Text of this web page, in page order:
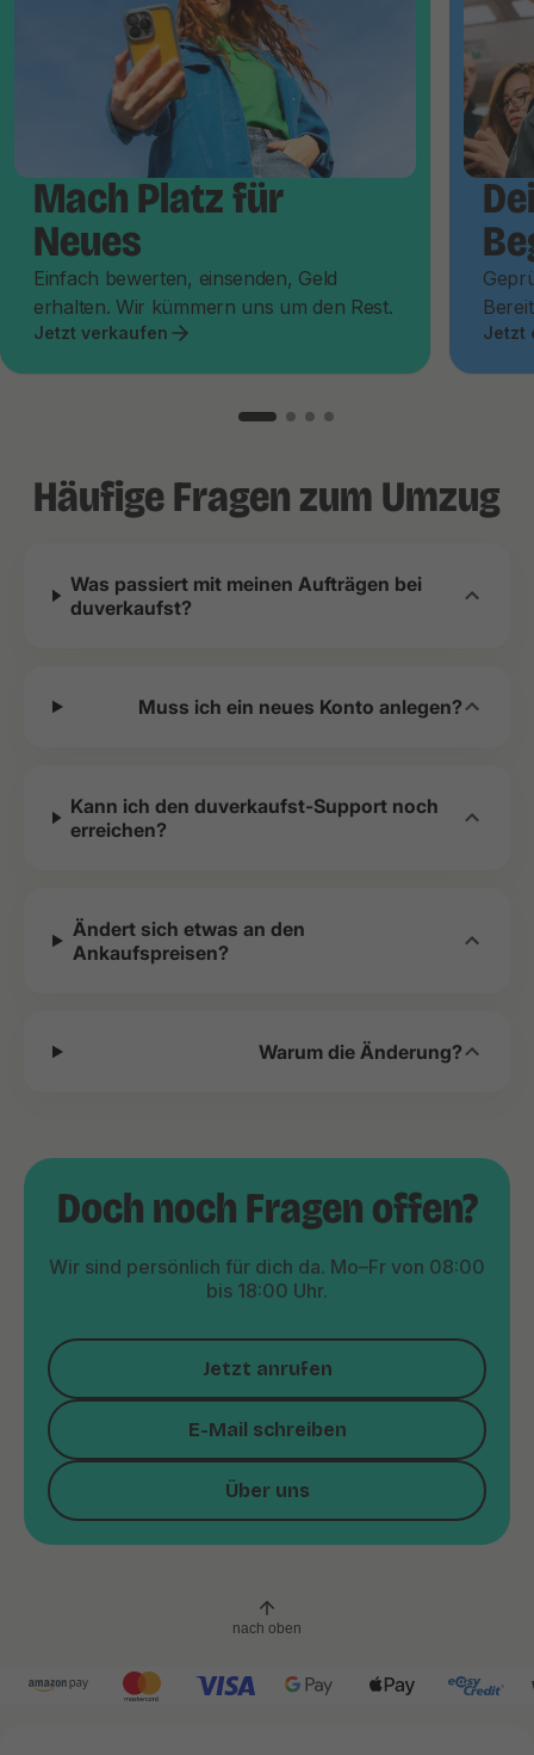
Mach Platz für
Neues
Einfach bewerten, einsenden, Geld
erhalten. Wir kümmern uns um den Rest.
Jetzt verkaufen Jetzt
Häufige Fragen zum Umzug
Was passiert mit meinen Aufträgen bei
duverkaufst?
Muss ich ein neues Konto anlegen?
Kann ich den duverkaufst-Support noch
erreichen?
Ändert sich etwas an den
Ankaufspreisen?
Warum die Änderung?
Doch noch Fragen offen?
Wir sind persönlich für dich da. Mo–Fr von 08:00
bis 18:00 Uhr.
Jetzt anrufen
E-Mail schreiben
Über uns
nach oben